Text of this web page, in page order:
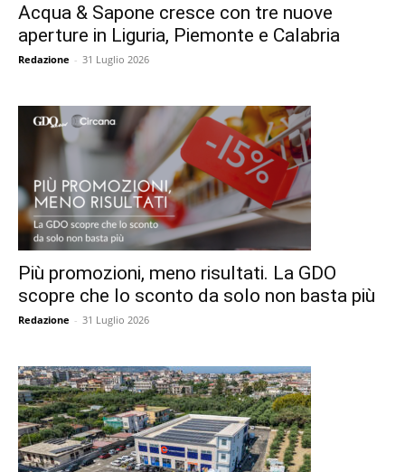
Acqua & Sapone cresce con tre nuove
aperture in Liguria, Piemonte e Calabria
Redazione - 31 Luglio 2026
Più promozioni, meno risultati. La GDO
scopre che lo sconto da solo non basta più
Redazione - 31 Luglio 2026